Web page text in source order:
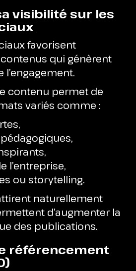
visibilité sur les
favorisent
qui génèrent
l’engagement.
contenu permet de
variés comme :
l’entreprise,
ou storytelling.
naturellement
d’augmenter la
des publications.
référencement